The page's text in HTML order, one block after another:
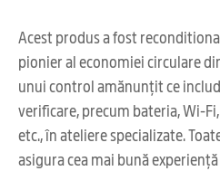
Acest produs a fost
pionier al economiei circulare
unui control amănunțit ce
verificare, precum bateria, Wi-
etc., în ateliere specializate.
asigura cea mai bună